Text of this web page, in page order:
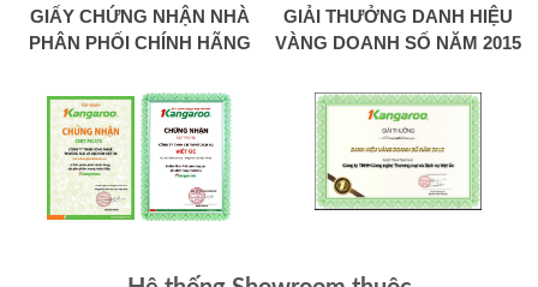
GIẤY CHỨNG NHẬN NHÀ
PHÂN PHỐI CHÍNH HÃNG
GIẢI THƯỞNG DANH HIỆU
VÀNG DOANH SỐ NĂM 2015